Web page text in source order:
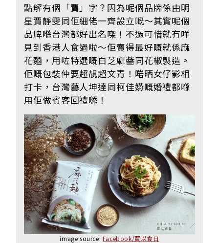
點解有個「賈」字？因為呢個品牌係由明
星賈靜雯同佢細佬一齊設立嘅～其實呢個
品牌喺台灣都好出名㗎！不過可惜就冇咩
見到香港人食過啦～佢賣得最好嘅就係麻
花麵，用咗特選嘅白芝麻醬同花椒製造。
佢嘅包裝仲要超靚超文青！啱晒女仔影相
打卡，台灣藝人坤達同柯佳嬿嘅婚禮都喺
用佢做賓客回禮𠻹！
image source: Facebook/賈以食日